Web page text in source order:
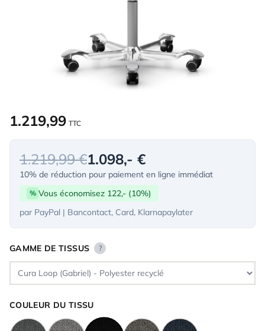
1.219,99 TTC
1.219,99 €1.098,- €
10% de réduction pour paiement en ligne immédiat
% Vous économisez 122,- (10%)
par PayPal | Bancontact, Card, Klarnapaylater
GAMME DE TISSUS ?
COULEUR DU TISSU